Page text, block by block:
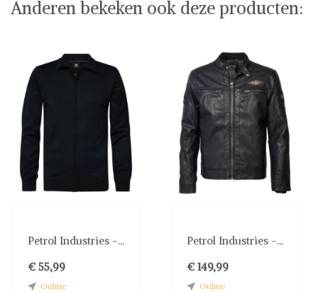
Anderen bekeken ook deze producten:
Petrol Industries -...
€ 55,99
Online
Petrol Industries -...
€ 149,99
Online